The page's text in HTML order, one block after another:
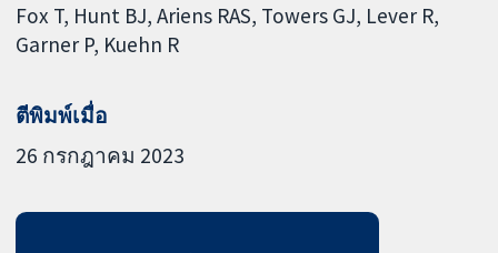
Fox T Hunt BJ Ariens RAS Towers GJ Lever R
Garner P Kuehn R
ตีพิมพ์เมื่อ
26 กรกฎาคม 2023